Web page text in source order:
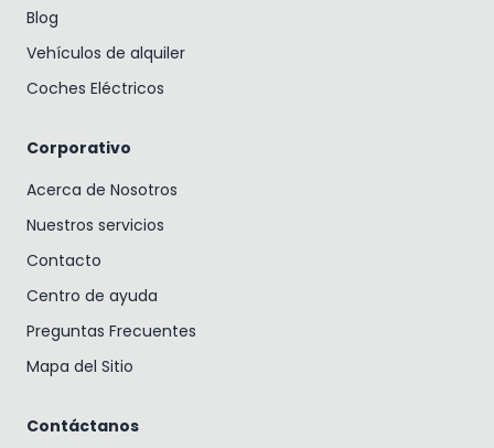
Blog
Vehículos de alquiler
Coches Eléctricos
Corporativo
Acerca de Nosotros
Nuestros servicios
Contacto
Centro de ayuda
Preguntas Frecuentes
Mapa del Sitio
Contáctanos